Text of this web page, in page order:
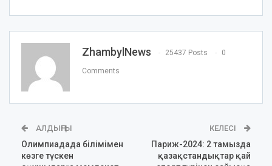
ZhambylNews 25437 Posts 0
Comments
АЛДЫҢҒЫ
Олимпиадада білімімен
көзге түскен
КЕЛЕСІ
Париж-2024: 2 тамызда
қазақстандықтар қай